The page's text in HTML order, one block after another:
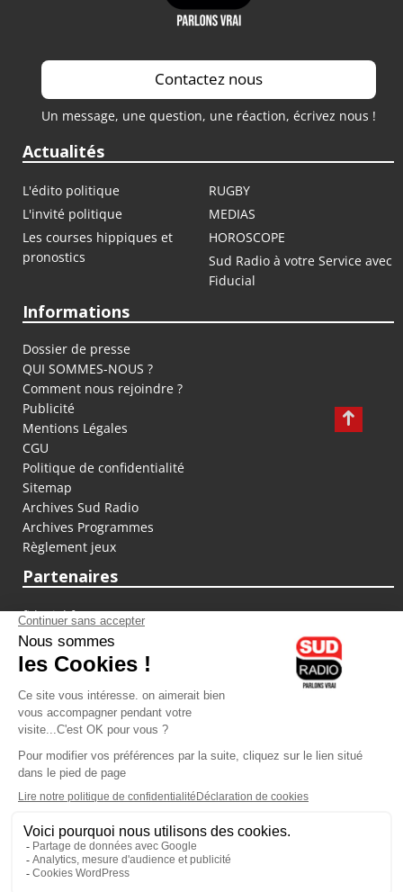
Contactez nous
Un message, une question, une réaction, écrivez nous !
Actualités
L'édito politique
RUGBY
L'invité politique
MEDIAS
Les courses hippiques et
pronostics
HOROSCOPE
Sud Radio à votre Service avec
Fiducial
Informations
Dossier de presse
QUI SOMMES-NOUS ?
Comment nous rejoindre ?
Publicité
Mentions Légales
CGU
Politique de confidentialité
Sitemap
Archives Sud Radio
Archives Programmes
Règlement jeux
Partenaires
fiducial.fr
lyoncapitale.fr
olympique-et-lyonnais.com
L'application Iphone / Android
Téléchargez l'application
Les cookies
Gestion des cookies
Crédit photos : ©Sud Radio / Pierre Olivier